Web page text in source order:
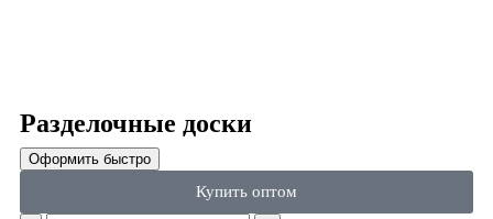
Разделочные доски
Оформить быстро
Купить оптом